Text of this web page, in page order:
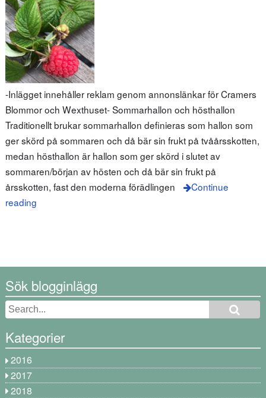
-Inlägget innehåller reklam genom annonslänkar för Cramers
Blommor och Wexthuset- Sommarhallon och hösthallon
Traditionellt brukar sommarhallon definieras som hallon som
ger skörd på sommaren och då bär sin frukt på tvåårsskotten,
medan hösthallon är hallon som ger skörd i slutet av
sommaren/början av hösten och då bär sin frukt på
årsskotten, fast den moderna förädlingen
Continue
reading
Sök blogginlägg
Kategorier
2016
2017
2018